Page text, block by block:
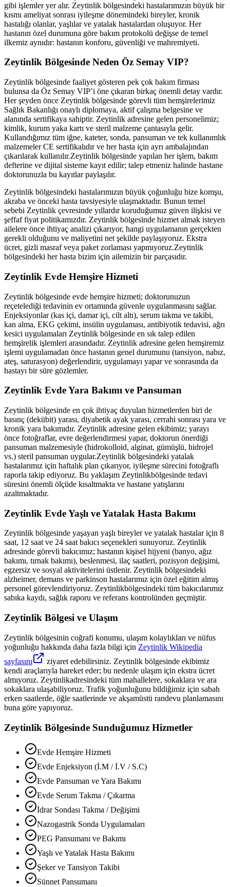
gibi işlemler yer alır. Zeytinlik bölgesindeki hastalarımızın büyük bir
kısmı ameliyat sonrası iyileşme dönemindeki bireyler, kronik
hastalığı olanlar, yaşlılar ve yatalak hastalardan oluşuyor. Her
hastanın özel durumuna göre bakım protokolü değişse de temel
ilkemiz aynıdır: hastanın konforu, güvenliği ve mahremiyeti.
Zeytinlik Bölgesinde Neden Öz Semay VIP?
Zeytinlik bölgesinde faaliyet gösteren pek çok bakım firması
bulunsa da Öz Semay VIP’i öne çıkaran birkaç önemli detay vardır.
Her şeyden önce Zeytinlik bölgesinde görevli tüm hemşirelerimiz
Sağlık Bakanlığı onaylı diplomaya, aktif çalışma belgesine ve
alanında sertifikaya sahiptir. Zeytinlik adresine gelen personelimiz;
kimlik, kurum yaka kartı ve steril malzeme çantasıyla gelir.
Kullandığımız tüm iğne, kateter, sonda, pansuman ve tek kullanımlık
malzemeler CE sertifikalıdır ve her hasta için ayrı ambalajından
çıkarılarak kullanılır.Zeytinlik bölgesinde yapılan her işlem, bakım
defterine ve dijital sisteme kayıt edilir; talep etmeniz halinde hastane
doktorunuzla bu kayıtlar paylaşılır.
Zeytinlik bölgesindeki hastalarımızın büyük çoğunluğu bize komşu,
akraba ve önceki hasta tavsiyesiyle ulaşmaktadır. Bunun temel
sebebi Zeytinlik çevresinde yıllardır koruduğumuz güven ilişkisi ve
şeffaf fiyat politikamızdır. Zeytinlik bölgesinde hizmet almak isteyen
ailelere önce ihtiyaç analizi çıkarıyor, hangi uygulamanın gerçekten
gerekli olduğunu ve maliyetini net şekilde paylaşıyoruz. Ekstra
ücret, gizli masraf veya paket zorlaması yapmıyoruz.Zeytinlik
bölgesindeki her hasta bizim için ailemizin bir parçasıdır.
Zeytinlik Evde Hemşire Hizmeti
Zeytinlik bölgesinde evde hemşire hizmeti; doktorunuzun
reçetelediği tedavinin ev ortamında güvenle uygulanmasını sağlar.
Enjeksiyonlar (kas içi, damar içi, cilt altı), serum takma ve takibi,
kan alma, EKG çekimi, insülin uygulaması, antibiyotik tedavisi, ağrı
kesici uygulamaları Zeytinlik bölgesinde en sık talep edilen
hemşirelik işlemleri arasındadır. Zeytinlik adresine gelen hemşiremiz
işlemi uygulamadan önce hastanın genel durumunu (tansiyon, nabız,
ateş, saturasyon) değerlendirir, uygulamayı yapar ve sonrasında da
hastayı bir süre gözlemler.
Zeytinlik Evde Yara Bakımı ve Pansuman
Zeytinlik bölgesinde en çok ihtiyaç duyulan hizmetlerden biri de
basınç (dekübit) yarası, diyabetik ayak yarası, cerrahi sonrası yara ve
kronik yara bakımıdır. Zeytinlik adresine gelen ekibimiz; yarayı
önce fotoğraflar, evre değerlendirmesi yapar, doktorun önerdiği
pansuman malzemesiyle (hidrokolloid, alginat, gümüşlü, hidrojel
vs.) steril pansuman uygular.Zeytinlik bölgesindeki yatalak
hastalarımız için haftalık plan çıkarıyor, iyileşme sürecini fotoğraflı
raporla takip ediyoruz. Bu yaklaşım Zeytinlikbölgesinde tedavi
süresini önemli ölçüde kısaltmakta ve hastane yatışlarını
azaltmaktadır.
Zeytinlik Evde Yaşlı ve Yatalak Hasta Bakımı
Zeytinlik bölgesinde yaşayan yaşlı bireyler ve yatalak hastalar için 8
saat, 12 saat ve 24 saat bakıcı seçenekleri sunuyoruz. Zeytinlik
adresinde görevli bakıcımız; hastanın kişisel hijyeni (banyo, ağız
bakımı, tırnak bakımı), beslenmesi, ilaç saatleri, pozisyon değişimi,
egzersiz ve sosyal aktivitelerini üstlenir. Zeytinlik bölgesindeki
alzheimer, demans ve parkinson hastalarımız için özel eğitim almış
personel görevlendiriyoruz. Zeytinlikbölgesindeki tüm bakıcılarımız
sabıka kaydı, sağlık raporu ve referans kontrolünden geçmiştir.
Zeytinlik Bölgesi ve Ulaşım
Zeytinlik bölgesinin coğrafi konumu, ulaşım kolaylıkları ve nüfus
yoğunluğu hakkında daha fazla bilgi için Zeytinlik Wikipedia
sayfasını
ziyaret edebilirsiniz. Zeytinlik bölgesinde ekibimiz
kendi araçlarıyla hareket eder; bu nedenle ulaşım için ekstra ücret
almıyoruz. Zeytinlikadresindeki tüm mahallelere, sokaklara ve ara
sokaklara ulaşabiliyoruz. Trafik yoğunluğunu bildiğimiz için sabah
erken saatlerde, öğle saatlerinde ve akşamüstü randevu planlamasını
buna göre yapıyoruz.
Zeytinlik Bölgesinde Sunduğumuz Hizmetler
Evde Hemşire Hizmeti
Evde Enjeksiyon (İ.M / İ.V / S.C)
Evde Pansuman ve Yara Bakımı
Evde Serum Takma / Çıkarma
İdrar Sondası Takma / Değişimi
Nazogastrik Sonda Uygulamaları
PEG Pansumanı ve Bakımı
Yaşlı ve Yatalak Hasta Bakımı
Şeker ve Tansiyon Takibi
Sünnet Pansumanı